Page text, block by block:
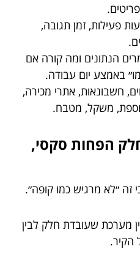
פעילות, זמן תגובה,
הנתונים ומה קורה אם
באמצע יום עבודה.
חשבונאות, אתרי מכירה,
משקל, מטבח.
הפחות סקסי,
זה ״לא מרגיש כמו קופה״.
מערכת שעובדת חלק לבין
הקיר.